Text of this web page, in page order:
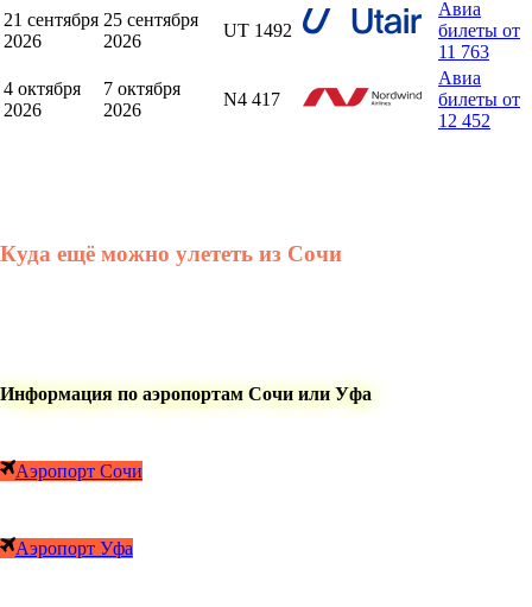
21 сентября
2026
25 сентября
2026
UT 1492
Авиа
билеты от
11 763
4 октября
2026
7 октября
2026
N4 417
Авиа
билеты от
12 452
Куда ещё можно улететь из Сочи
Информация по аэропортам Сочи или Уфа
Аэропорт Сочи
Аэропорт Уфа